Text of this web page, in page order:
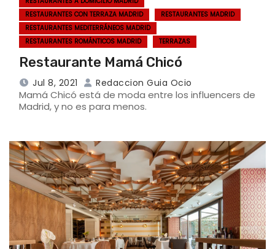
RESTAURANTES CON TERRAZA MADRID
RESTAURANTES MADRID
RESTAURANTES MEDITERRÁNEOS MADRID
RESTAURANTES ROMÁNTICOS MADRID
TERRAZAS
Restaurante Mamá Chicó
Jul 8, 2021 Redaccion Guia Ocio
Mamá Chicó está de moda entre los influencers de
Madrid, y no es para menos.